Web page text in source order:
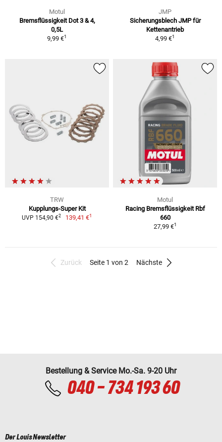
Motul
Bremsflüssigkeit Dot 3 & 4,
0,5L
9,99 €1
JMP
Sicherungsblech JMP für
Kettenantrieb
4,99 €1
TRW
Kupplungs-Super Kit
UVP 154,90 €2 139,41 €1
Motul
Racing Bremsflüssigkeit Rbf
660
27,99 €1
Zurück Seite 1 von 2 Nächste
Bestellung & Service Mo.-Sa. 9-20 Uhr
040 - 734 193 60
Der Louis Newsletter